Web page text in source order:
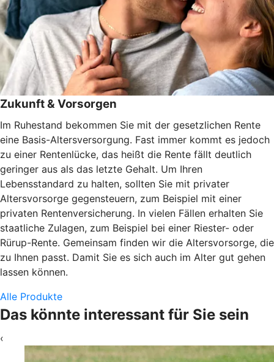
Zukunft & Vorsorgen
Im Ruhestand bekommen Sie mit der gesetzlichen Rente
eine Basis-Altersversorgung. Fast immer kommt es jedoch
zu einer Rentenlücke, das heißt die Rente fällt deutlich
geringer aus als das letzte Gehalt. Um Ihren
Lebensstandard zu halten, sollten Sie mit privater
Altersvorsorge gegensteuern, zum Beispiel mit einer
privaten Rentenversicherung. In vielen Fällen erhalten Sie
staatliche Zulagen, zum Beispiel bei einer Riester- oder
Rürup-Rente. Gemeinsam finden wir die Altersvorsorge, die
zu Ihnen passt. Damit Sie es sich auch im Alter gut gehen
lassen können.
Alle Produkte
Das könnte interessant für Sie sein
‹